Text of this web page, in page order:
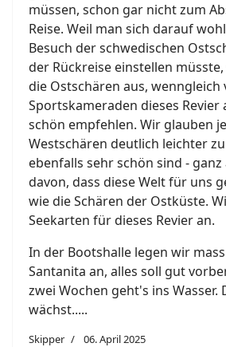
müssen, schon gar nicht zum
Reise. Weil man sich darauf
Besuch der schwedischen
der Rückreise einstellen
die Ostschären aus, wenngleich
Sportskameraden dieses
schön empfehlen. Wir glauben
Westschären deutlich leichter
ebenfalls sehr schön sind - ganz
davon, dass diese Welt für uns
wie die Schären der Ostküste.
Seekarten für dieses Revier an.
In der Bootshalle legen wir
Santanita an, alles soll gut
zwei Wochen geht's ins Wasser.
wächst.....
Skipper 06. April 2025